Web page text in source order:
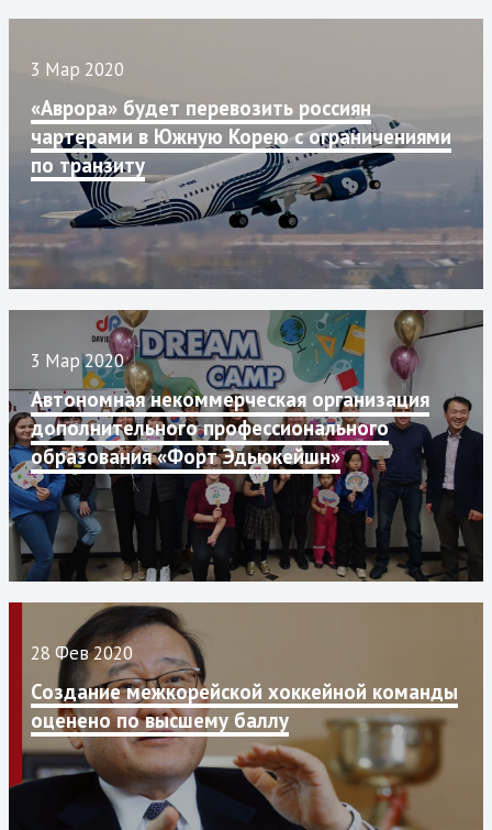
3 Мар 2020
«Аврора» будет перевозить россиян
чартерами в Южную Корею с ограничениями
по транзиту
3 Мар 2020
Автономная некоммерческая организация
дополнительного профессионального
образования «Форт Эдьюкейшн»
28 Фев 2020
Создание межкорейской хоккейной команды
оценено по высшему баллу